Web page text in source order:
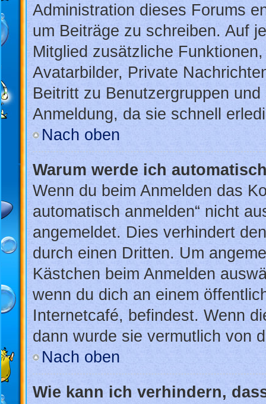
Administration dieses Forums
um Beiträge zu schreiben. Auf
Mitglied zusätzliche
Avatarbilder, Private
Beitritt zu Benutzergruppen
Anmeldung, da sie schnell
Nach oben
Warum werde ich
Wenn du beim Anmelden das
automatisch anmelden“ nicht
angemeldet. Dies verhindert
durch einen Dritten. Um
Kästchen beim Anmelden
wenn du dich an einem
Internetcafé, befindest. Wenn
dann wurde sie vermutlich von
Nach oben
Wie kann ich verhindern,